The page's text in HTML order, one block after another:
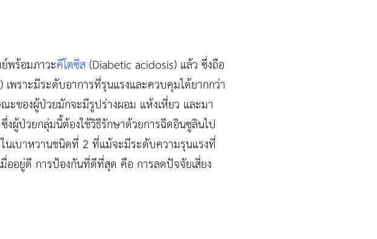
พร้อมภาวะคีโตซีส (Diabetic acidosis) แล้ว ซึ่งถือ
พราะมีระดับอาการที่รุนแรงและควบคุมได้ยากกว่า
ของผู้ป่วยมักจะมีรูปร่างผอม แห้งเหี่ยว และมา
งผู้ป่วยกลุ่มนี้ต้องใช้วิธีรักษาด้วยการฉีดอินซูลินไป
นเบาหวานชนิดที่ 2 ที่แม้จะมีระดับความรุนแรงที่
ออยู่ดี การป้องกันที่ดีที่สุด คือ การลดปัจจัยเสี่ยง